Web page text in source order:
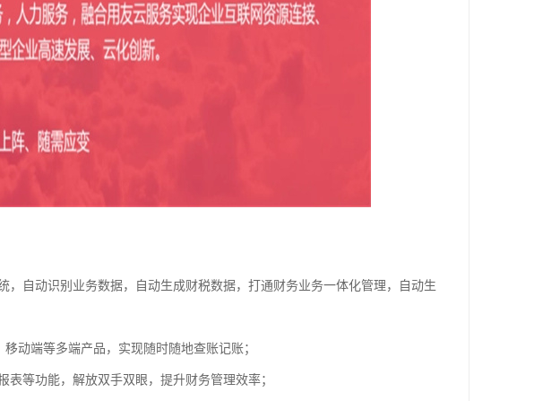
自动识别业务数据，自动生成财税数据，打通财务业务一体化管理，自动生
动端等多端产品，实现随时随地查账记账；
等功能，解放双手双眼，提升财务管理效率；